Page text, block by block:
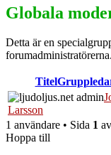
Globala
Detta är en
forumadministratörerna.
Titel
Larsson
1 användare • Sida 1 av
Hoppa till